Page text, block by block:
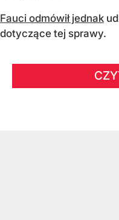
Fauci odmówił jednak
dotyczące tej sprawy.